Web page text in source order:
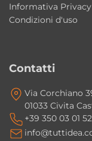
È adatto a
Sì, la misura
I materiali
per
La finitura
Informativa Privacy
Condizioni d'uso
Contatti
Via Corchiano
01033 Civita
+39 350 03 01